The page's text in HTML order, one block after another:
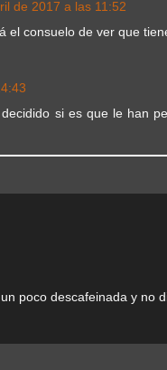
de 2017 a las 11:52
el consuelo de ver que
si es que le han
poco descafeinada y no